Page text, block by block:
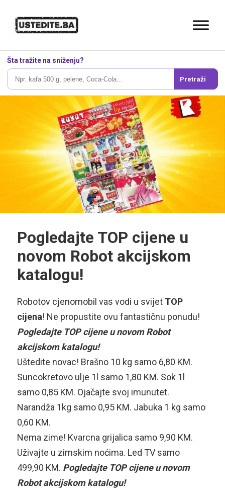
Šta tražite na sniženju?
Pretraži
Pogledajte TOP cijene u
novom Robot akcijskom
katalogu!
Robotov cjenomobil vas vodi u svijet TOP
cijena! Ne propustite ovu fantastičnu ponudu!
Pogledajte TOP cijene u novom Robot
akcijskom katalogu!
Uštedite novac! Brašno 10 kg samo 6,80 KM.
Suncokretovo ulje 1l samo 1,80 KM. Sok 1l
samo 0,85 KM. Ojačajte svoj imunutet.
Narandža 1kg samo 0,95 KM. Jabuka 1 kg samo
0,60 KM.
Nema zime! Kvarcna grijalica samo 9,90 KM.
Uživajte u zimskim noćima. Led TV samo
499,90 KM. Pogledajte TOP cijene u novom
Robot akcijskom katalogu!